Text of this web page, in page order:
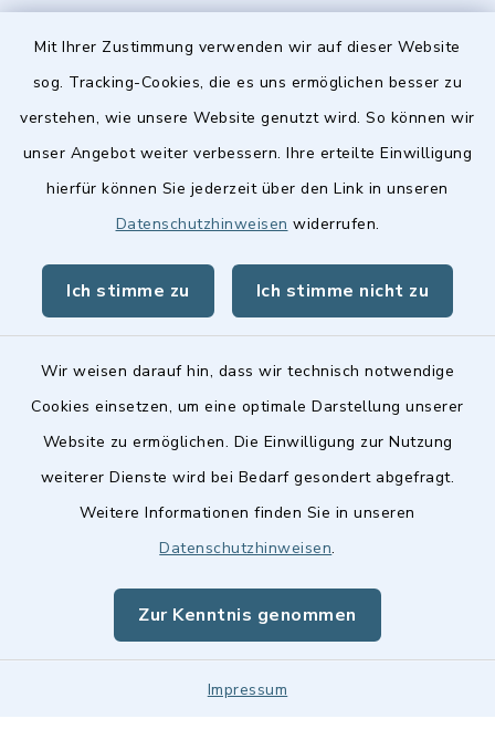
Mit Ihrer Zustimmung verwenden wir auf dieser Website
sog. Tracking-Cookies, die es uns ermöglichen besser zu
verstehen, wie unsere Website genutzt wird. So können wir
unser Angebot weiter verbessern. Ihre erteilte Einwilligung
hierfür können Sie jederzeit über den Link in unseren
Datenschutzhinweisen widerrufen.
Ich stimme zu Ich stimme nicht zu
Wir weisen darauf hin, dass wir technisch notwendige
Cookies einsetzen, um eine optimale Darstellung unserer
Website zu ermöglichen. Die Einwilligung zur Nutzung
weiterer Dienste wird bei Bedarf gesondert abgefragt.
Weitere Informationen finden Sie in unseren
Datenschutzhinweisen.
Zur Kenntnis genommen
Impressum
Quicklinks
Stellenangebote
Landkreis Fürth
Barrierefreiheit
Datenschutz
Impressum
Sitemap
Cookie-Einstellungen